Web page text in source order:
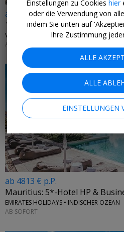
ab 879 € p.P.
1 Woche Mietwagen-
VIVIDO.TRAVEL • KROATIEN
AB SOFORT
ab 4813 € p.P.
Mauritius: 5*-Hotel HP &
EMIRATES HOLIDAYS • INDISCHER OZEAN
AB SOFORT
Einstellungen zu Cookies hier
oder die Verwendung von
indem Sie unten auf
Ihre Zustimmung
ALLE
ALLE
EINSTELLUNGEN